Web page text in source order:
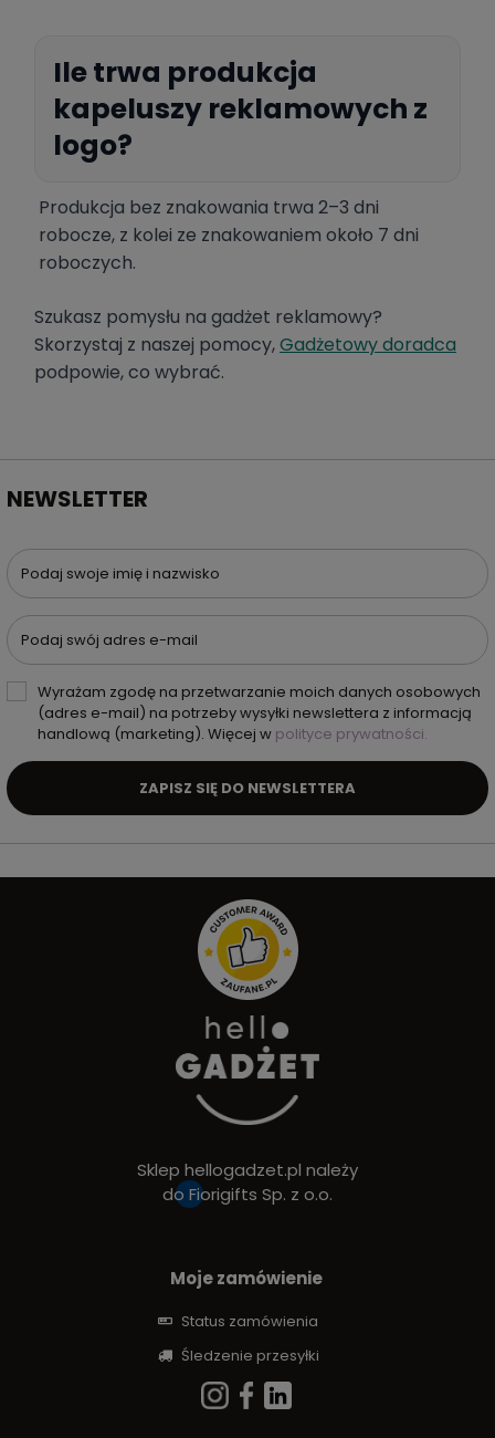
Ile trwa produkcja
kapeluszy reklamowych z
logo?
Produkcja bez znakowania trwa 2–3 dni
robocze, z kolei ze znakowaniem około 7 dni
roboczych.
Szukasz pomysłu na gadżet reklamowy?
Skorzystaj z naszej pomocy,Gadżetowy doradca
podpowie, co wybrać.
NEWSLETTER
Podaj swoje imię i nazwisko
Podaj swój adres e-mail
Wyrażam zgodę na przetwarzanie moich danych osobowych
(adres e-mail) na potrzeby wysyłki newslettera z informacją
handlową (marketing). Więcej w polityce prywatności.
ZAPISZ SIĘ DO NEWSLETTERA
Sklep hellogadzet.pl należy
do Fiorigifts Sp. z o.o.
Moje zamówienie
Status zamówienia
Śledzenie przesyłki